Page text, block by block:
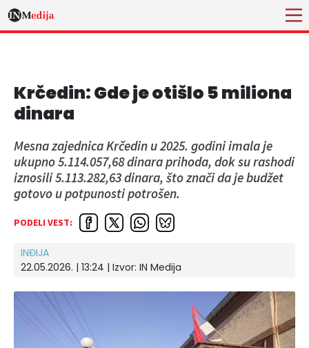
Krčedin: Gde je otišlo 5 miliona
dinara
Mesna zajednica Krčedin u 2025. godini imala je
ukupno 5.114.057,68 dinara prihoda, dok su rashodi
iznosili 5.113.282,63 dinara, što znači da je budžet
gotovo u potpunosti potrošen.
PODELI VEST:
INĐIJA
22.05.2026. | 13:24 | Izvor: IN Medija